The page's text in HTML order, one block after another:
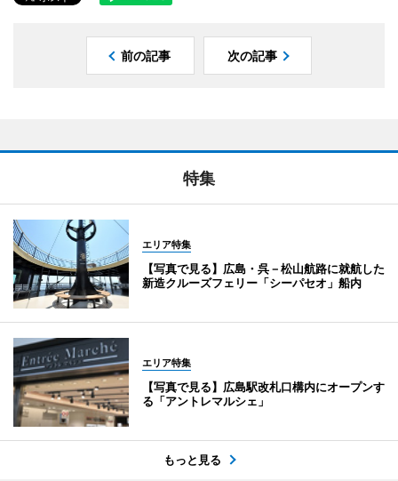
前の記事 次の記事
特集
エリア特集
【写真で見る】広島・呉－松山航路に就航した
新造クルーズフェリー「シーパセオ」船内
エリア特集
【写真で見る】広島駅改札口構内にオープンす
る「アントレマルシェ」
もっと見る